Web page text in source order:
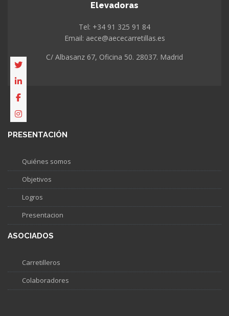
Elevadoras
Tel: +34 91 325 91 84
Email: aece@aececarretillas.es
C/ Albasanz 67, Oficina 50. 28037. Madrid
PRESENTACIÓN
Quiénes somos
Objetivos
Logros
Presentacion
ASOCIADOS
Carretilleros
Colaboradores